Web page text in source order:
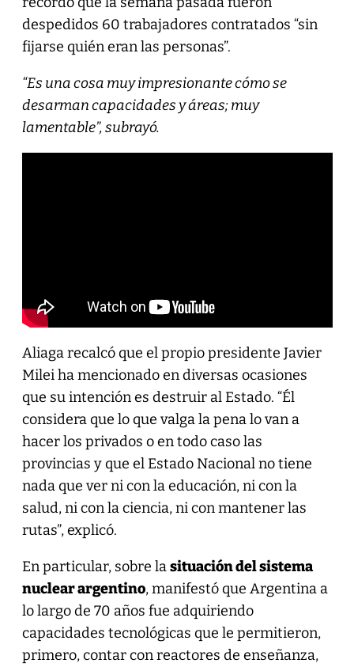
despedidos 60 trabajadores contratados “sin
fijarse quién eran las personas”.
“Es una cosa muy impresionante cómo se
desarman capacidades y áreas; muy
lamentable”, subrayó.
Aliaga recalcó que el propio presidente Javier
Milei ha mencionado en diversas ocasiones
que su intención es destruir al Estado. “Él
considera que lo que valga la pena lo van a
hacer los privados o en todo caso las
provincias y que el Estado Nacional no tiene
nada que ver ni con la educación, ni con la
salud, ni con la ciencia, ni con mantener las
rutas”, explicó.
En particular, sobre lasituación del sistema
nuclear argentino, manifestó que Argentina a
lo largo de 70 años fue adquiriendo
capacidades tecnológicas que le permitieron,
primero, contar con reactores de enseñanza,